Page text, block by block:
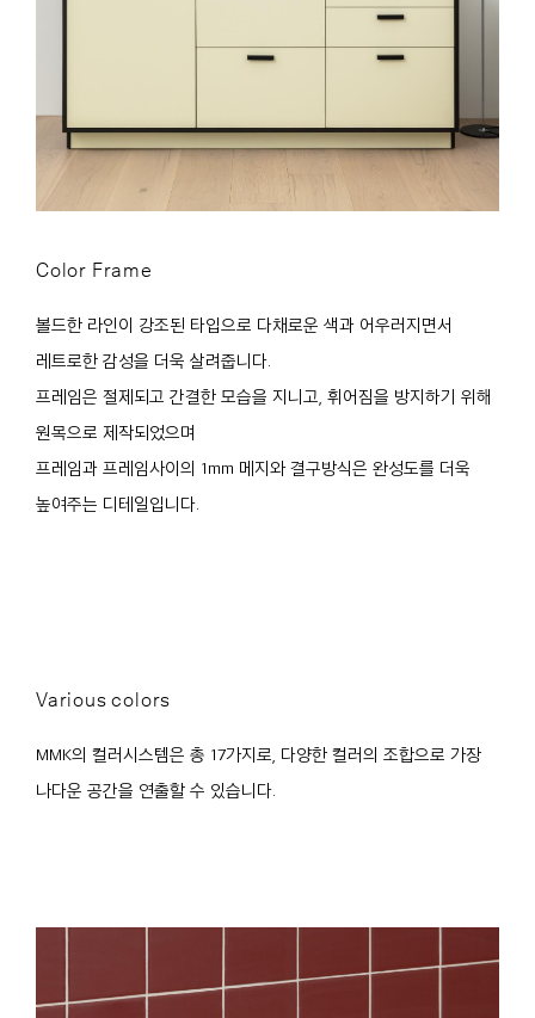
Color Frame
볼드한 라인이 강조된 타입으로 다채로운 색과 어우러지면서
레트로한 감성을 더욱 살려줍니다.
프레임은 절제되고 간결한 모습을 지니고, 휘어짐을 방지하기 위해
원목으로 제작되었으며
프레임과 프레임사이의 1mm 메지와 결구방식은 완성도를 더욱
높여주는 디테일입니다.
Various colors
MMK의 컬러시스템은 총 17가지로, 다양한 컬러의 조합으로 가장
나다운 공간을 연출할 수 있습니다.